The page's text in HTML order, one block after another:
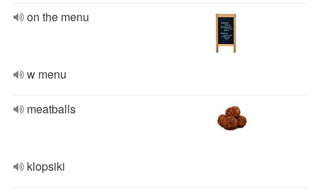
on the menu
w menu
meatballs
klopsiki